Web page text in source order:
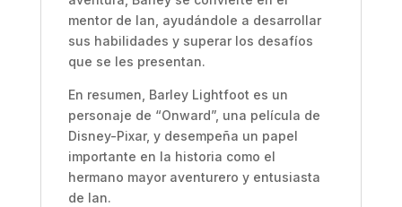
mentor de Ian, ayudándole a desarrollar
sus habilidades y superar los desafíos
que se les presentan.
En resumen, Barley Lightfoot es un
personaje de “Onward”, una película de
Disney-Pixar, y desempeña un papel
importante en la historia como el
hermano mayor aventurero y entusiasta
de Ian.